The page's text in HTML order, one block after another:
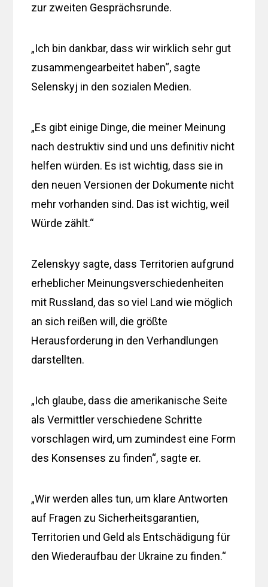
zur zweiten Gesprächsrunde.
„Ich bin dankbar, dass wir wirklich sehr gut
zusammengearbeitet haben“, sagte
Selenskyj in den sozialen Medien.
„Es gibt einige Dinge, die meiner Meinung
nach destruktiv sind und uns definitiv nicht
helfen würden. Es ist wichtig, dass sie in
den neuen Versionen der Dokumente nicht
mehr vorhanden sind. Das ist wichtig, weil
Würde zählt.“
Zelenskyy sagte, dass Territorien aufgrund
erheblicher Meinungsverschiedenheiten
mit Russland, das so viel Land wie möglich
an sich reißen will, die größte
Herausforderung in den Verhandlungen
darstellten.
„Ich glaube, dass die amerikanische Seite
als Vermittler verschiedene Schritte
vorschlagen wird, um zumindest eine Form
des Konsenses zu finden“, sagte er.
„Wir werden alles tun, um klare Antworten
auf Fragen zu Sicherheitsgarantien,
Territorien und Geld als Entschädigung für
den Wiederaufbau der Ukraine zu finden.“